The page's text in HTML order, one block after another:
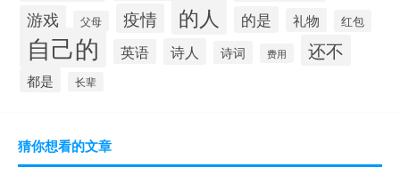
游戏 父母 疫情 的人 的是 礼物 红包
自己的 英语 诗人 诗词 费用 还不
都是 长辈
猜你想看的文章